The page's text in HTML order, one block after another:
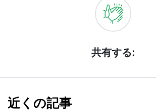
共有する:
近くの記事